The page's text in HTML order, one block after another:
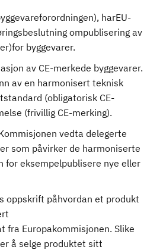
harEU-
ompublisering av
byggevarer.
av CE-merkede byggevarer.
av en harmonisert teknisk
(obligatorisk CE-
(frivillig CE-merking).
vedta delegerte
som påvirker de harmoniserte
for eksempelpublisere nye eller
oppskrift påhvordan et produkt
Europakommisjonen. Slike
å selge produktet sitt